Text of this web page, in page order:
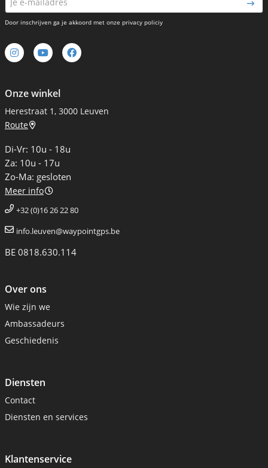
Onze winkel
Herestraat 1, 3000 Leuven
Route
Di-Vr: 10u - 18u
Za: 10u - 17u
Zo-Ma: gesloten
Meer info
+32 (0)16 26 22 80
info.leuven@waypointgps.be
BE 0818.630.114
Over ons
Wie zijn we
Ambassadeurs
Geschiedenis
Diensten
Contact
Diensten en services
Klantenservice
Door inschrijven ga je akkoord met onze privacy policiy